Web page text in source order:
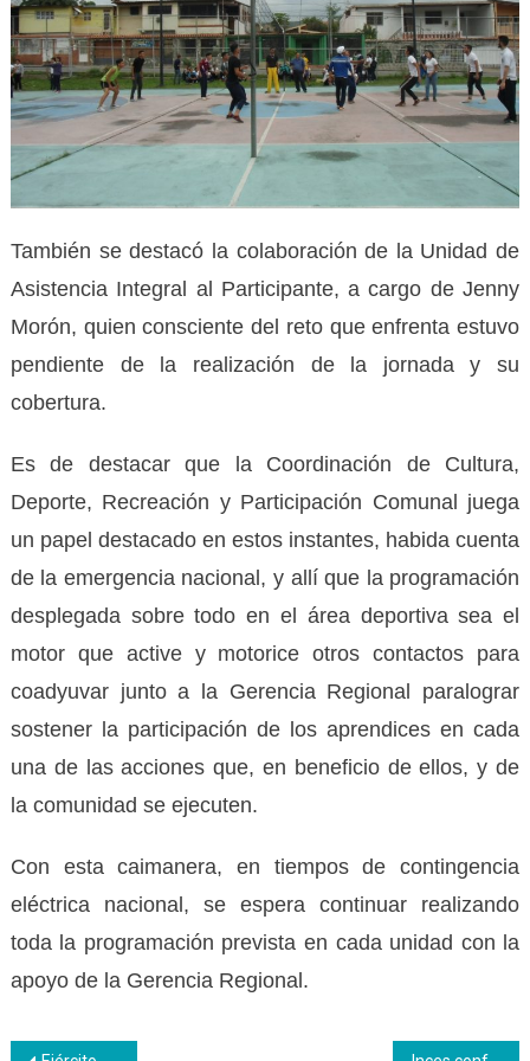
También se destacó la colaboración de la Unidad de
Asistencia Integral al Participante, a cargo de Jenny
Morón, quien consciente del reto que enfrenta estuvo
pendiente de la realización de la jornada y su
cobertura.
Es de destacar que la Coordinación de Cultura,
Deporte, Recreación y Participación Comunal juega
un papel destacado en estos instantes, habida cuenta
de la emergencia nacional, y allí que la programación
desplegada sobre todo en el área deportiva sea el
motor que active y motorice otros contactos para
coadyuvar junto a la Gerencia Regional paralograr
sostener la participación de los aprendices en cada
una de las acciones que, en beneficio de ellos, y de
la comunidad se ejecuten.
Con esta caimanera, en tiempos de contingencia
eléctrica nacional, se espera continuar realizando
toda la programación prevista en cada unidad con la
apoyo de la Gerencia Regional.